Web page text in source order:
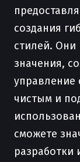
создания
стилей. Они
значения,
управление
чистым и
сможете
разработки